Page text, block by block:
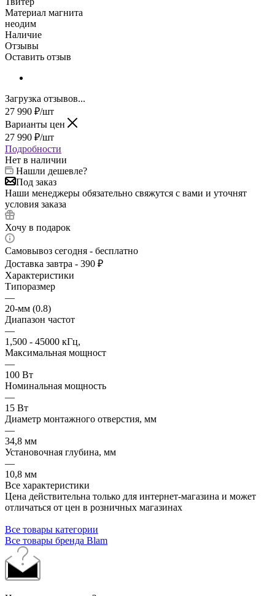
Материал магнита
неодим
Наличие
Отзывы
Оставить отзыв
Загрузка отзывов...
27 990 ₽/шт
Варианты цен
27 990 ₽/шт
Подробности
Нет в наличии
Нашли дешевле?
Под заказ
Наши менеджеры обязательно свяжутся с вами и уточнят
условия заказа
Хочу в подарок
Самовывоз сегодня - бесплатно
Доставка завтра - 390 ₽
Характеристики
Типоразмер
—
20-мм (0.8)
Диапазон частот
—
1,500 - 45000 кГц,
Максимальная мощност
—
100 Вт
Номинальная мощность
—
15 Вт
Диаметр монтажного отверстия, мм
—
34,8 мм
Установочная глубина, мм
—
10,8 мм
Все характеристики
Цена действительна только для интернет-магазина и может
отличаться от цен в розничных магазинах
Все товары категории
Все товары бренда Blam